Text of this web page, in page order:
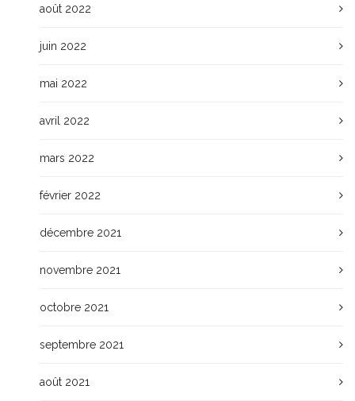
août 2022
juin 2022
mai 2022
avril 2022
mars 2022
février 2022
décembre 2021
novembre 2021
octobre 2021
septembre 2021
août 2021